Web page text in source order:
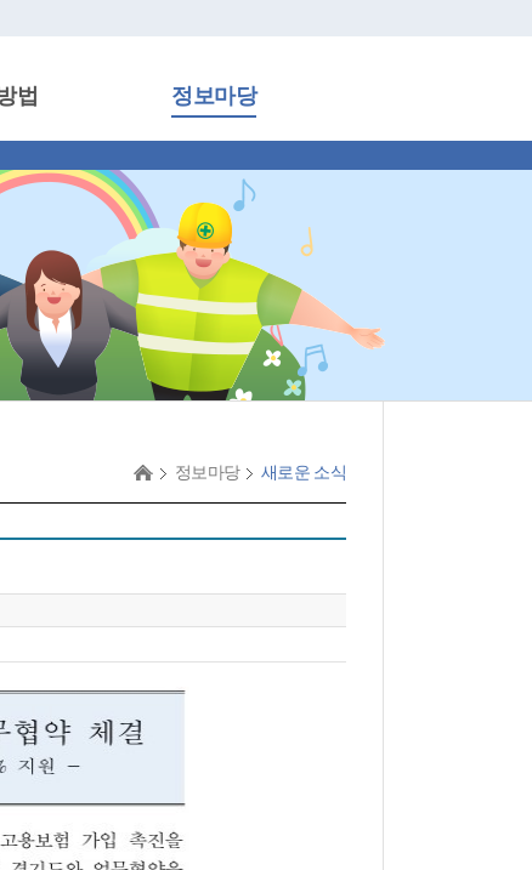
법 정보마당
정보마당 새로운 소식